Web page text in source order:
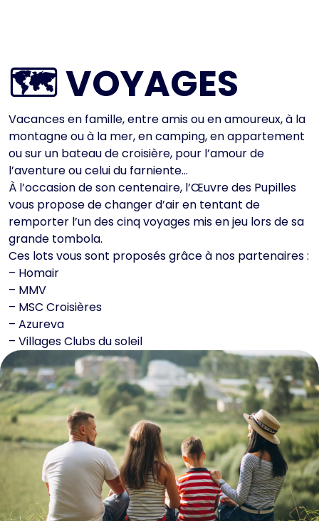
🗺️ VOYAGES
Vacances en famille, entre amis ou en amoureux, à la
montagne ou à la mer, en camping, en appartement
ou sur un bateau de croisière, pour l’amour de
l’aventure ou celui du farniente…
À l’occasion de son centenaire, l’Œuvre des Pupilles
vous propose de changer d’air en tentant de
remporter l’un des cinq voyages mis en jeu lors de sa
grande tombola.
Ces lots vous sont proposés grâce à nos partenaires :
– Homair
– MMV
– MSC Croisières
– Azureva
– Villages Clubs du soleil